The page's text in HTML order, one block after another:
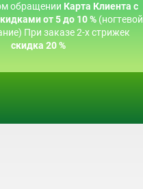
обращении Карта Клиента с
от 5 до 10 % (ногтевой
При заказе 2-х стрижек
скидка 20 %